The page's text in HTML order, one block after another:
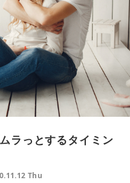
ラっとするタイミン
Thu